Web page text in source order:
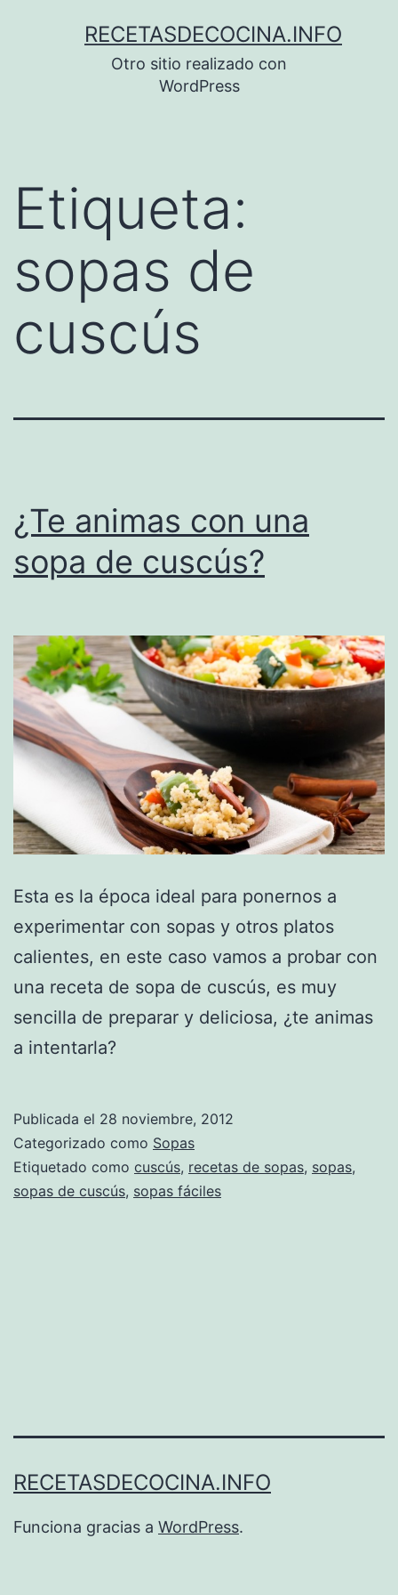
RECETASDECOCINA.INFO
Otro sitio realizado con
WordPress
Etiqueta:
sopas de
cuscús
¿Te animas con una
sopa de cuscús?
Esta es la época ideal para ponernos a
experimentar con sopas y otros platos
calientes, en este caso vamos a probar con
una receta de sopa de cuscús, es muy
sencilla de preparar y deliciosa, ¿te animas
a intentarla?
Publicada el 28 noviembre, 2012
Categorizado como Sopas
Etiquetado como cuscús, recetas de sopas, sopas,
sopas de cuscús, sopas fáciles
RECETASDECOCINA.INFO
Funciona gracias a WordPress.